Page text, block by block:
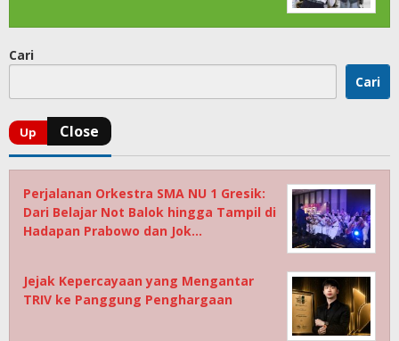
Cari
Cari
Perjalanan Orkestra SMA NU 1 Gresik:
Dari Belajar Not Balok hingga Tampil di
Hadapan Prabowo dan Jok…
Jejak Kepercayaan yang Mengantar
TRIV ke Panggung Penghargaan